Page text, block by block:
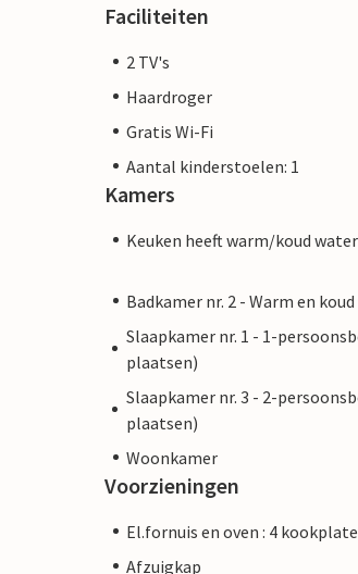
Faciliteiten
2 TV's
Haardroger
Gratis Wi-Fi
Aantal kinderstoelen: 1
Kamers
Keuken heeft warm/koud water
Badkamer nr. 2 - Warm en
Slaapkamer nr. 1 - 1-
plaatsen)
Slaapkamer nr. 3 - 2-
plaatsen)
Woonkamer
Voorzieningen
El.fornuis en oven : 4
Afzuigkap